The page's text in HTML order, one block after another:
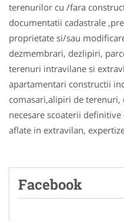
terenurilor cu /fara
documentatii cadastrale
proprietate si/sau
dezmembrari, dezlipiri,
terenuri intravilane si
apartamentari constructii
comasari,alipiri de
necesare scoaterii
aflate in extravilan,
Facebook